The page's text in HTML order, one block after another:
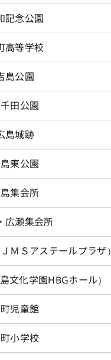
記念公園
高等学校
島公園
田公園
島城跡
東公園
集会所
広瀬集会所
ＭＳアステールプラザ）
文化学園HBGホール）
児童館
小学校